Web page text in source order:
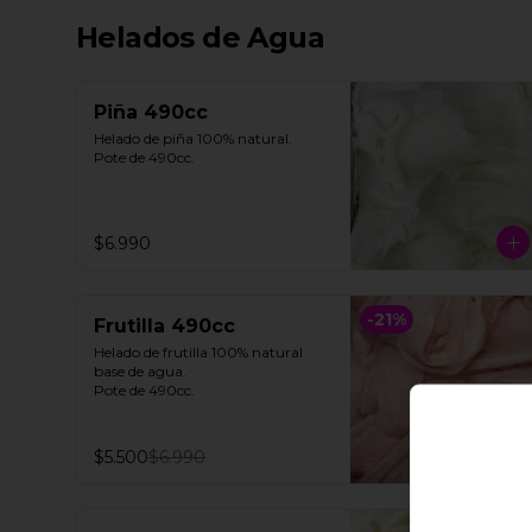
Helados de Agua
Piña 490cc
Helado de piña 100% natural.
Pote de 490cc.
$6.990
-21%
Frutilla 490cc
Helado de frutilla 100% natural
base de agua.
Pote de 490cc.
$5.500$6.990